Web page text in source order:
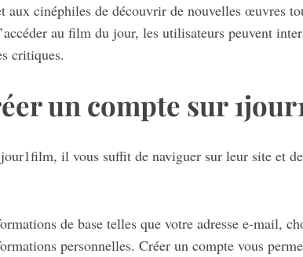
aux cinéphiles de découvrir de nouvelles œuvres
au film du jour, les utilisateurs peuvent
critiques.
un compte sur
il vous suffit de naviguer sur leur site et
de base telles que votre adresse e-mail,
personnelles. Créer un compte vous